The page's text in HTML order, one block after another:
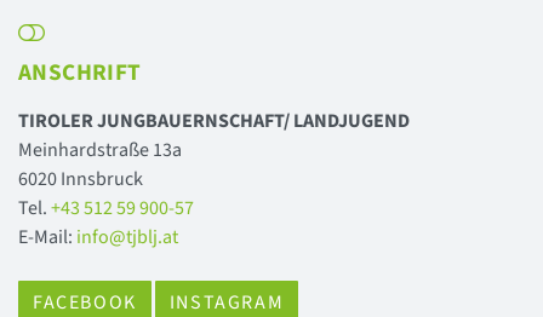
ANSCHRIFT
TIROLER JUNGBAUERNSCHAFT/ LANDJUGEND
Meinhardstraße 13a
6020 Innsbruck
Tel.+43 512 59 900-57
E-Mail: info@tjblj.at
FACEBOOK INSTAGRAM